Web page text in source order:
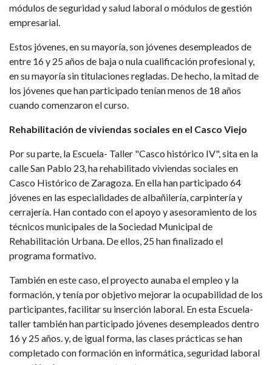
módulos de seguridad y salud laboral o módulos de gestión
empresarial.
Estos jóvenes, en su mayoría, son jóvenes desempleados de
entre 16 y 25 años de baja o nula cualificación profesional y,
en su mayoría sin titulaciones regladas. De hecho, la mitad de
los jóvenes que han participado tenían menos de 18 años
cuando comenzaron el curso.
Rehabilitación de viviendas sociales en el Casco Viejo
Por su parte, la Escuela- Taller "Casco histórico IV", sita en la
calle San Pablo 23, ha rehabilitado viviendas sociales en
Casco Histórico de Zaragoza. En ella han participado 64
jóvenes en las especialidades de albañilería, carpintería y
cerrajería. Han contado con el apoyo y asesoramiento de los
técnicos municipales de la Sociedad Municipal de
Rehabilitación Urbana. De ellos, 25 han finalizado el
programa formativo.
También en este caso, el proyecto aunaba el empleo y la
formación, y tenía por objetivo mejorar la ocupabilidad de los
participantes, facilitar su inserción laboral. En esta Escuela-
taller también han participado jóvenes desempleados dentro
16 y 25 años. y, de igual forma, las clases prácticas se han
completado con formación en informática, seguridad laboral